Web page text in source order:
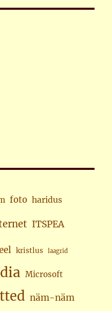
foto haridus
ITSPEA
kristlus laagrid
Microsoft
näm-näm